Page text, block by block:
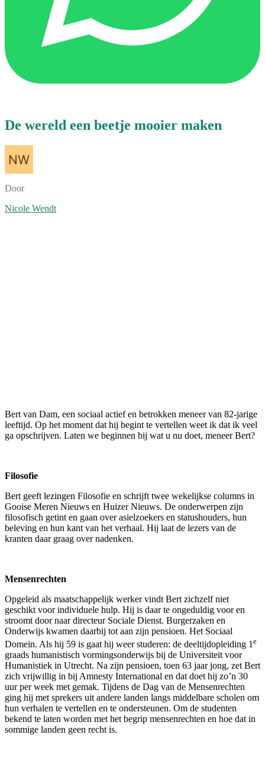
De wereld een beetje mooier maken
Door
Nicole Wendt
Bert van Dam, een sociaal actief en betrokken meneer van 82-jarige
leeftijd. Op het moment dat hij begint te vertellen weet ik dat ik veel
ga opschrijven. Laten we beginnen bij wat u nu doet, meneer Bert?
Filosofie
Bert geeft lezingen Filosofie en schrijft twee wekelijkse columns in
Gooise Meren Nieuws en Huizer Nieuws. De onderwerpen zijn
filosofisch getint en gaan over asielzoekers en statushouders, hun
beleving en hun kant van het verhaal. Hij laat de lezers van de
kranten daar graag over nadenken.
Mensenrechten
Opgeleid als maatschappelijk werker vindt Bert zichzelf niet
geschikt voor individuele hulp. Hij is daar te ongeduldig voor en
stroomt door naar directeur Sociale Dienst. Burgerzaken en
Onderwijs kwamen daarbij tot aan zijn pensioen. Het Sociaal
Domein. Als hij 59 is gaat hij weer studeren: de deeltijdopleiding 1 e
graads humanistisch vormingsonderwijs bij de Universiteit voor
Humanistiek in Utrecht. Na zijn pensioen, toen 63 jaar jong, zet Bert
zich vrijwillig in bij Amnesty International en dat doet hij zo’n 30
uur per week met gemak. Tijdens de Dag van de Mensenrechten
ging hij met sprekers uit andere landen langs middelbare scholen om
hun verhalen te vertellen en te ondersteunen. Om de studenten
bekend te laten worden met het begrip mensenrechten en hoe dat in
sommige landen geen recht is.